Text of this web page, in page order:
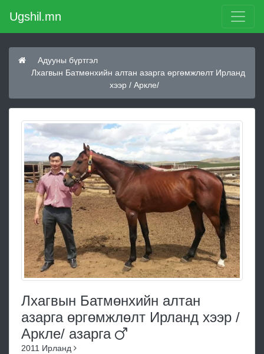
Ugshil.mn
Адууны бүртгэл
Лхагвын Батмөнхийн алтан азарга өргөмжлөлт Ирланд
хээр / Аркле/
Лхагвын Батмөнхийн алтан
азарга өргөмжлөлт Ирланд хээр /
Аркле/ азарга
2011 Ирланд